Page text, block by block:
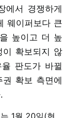
에서 경쟁하게
웨이퍼보다 큰
높이고 더 높
확보되지 않
판도가 바뀔
확보 측면에